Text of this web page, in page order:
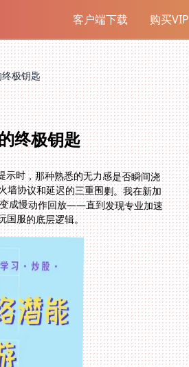
客户端下载 购买VIP
极钥匙
终极钥匙
时，那种熟悉的无力感是否瞬间浇
协议和延迟的三重围剿。我在新加
成慢动作回放——直到发现专业加速
国服的底层逻辑。